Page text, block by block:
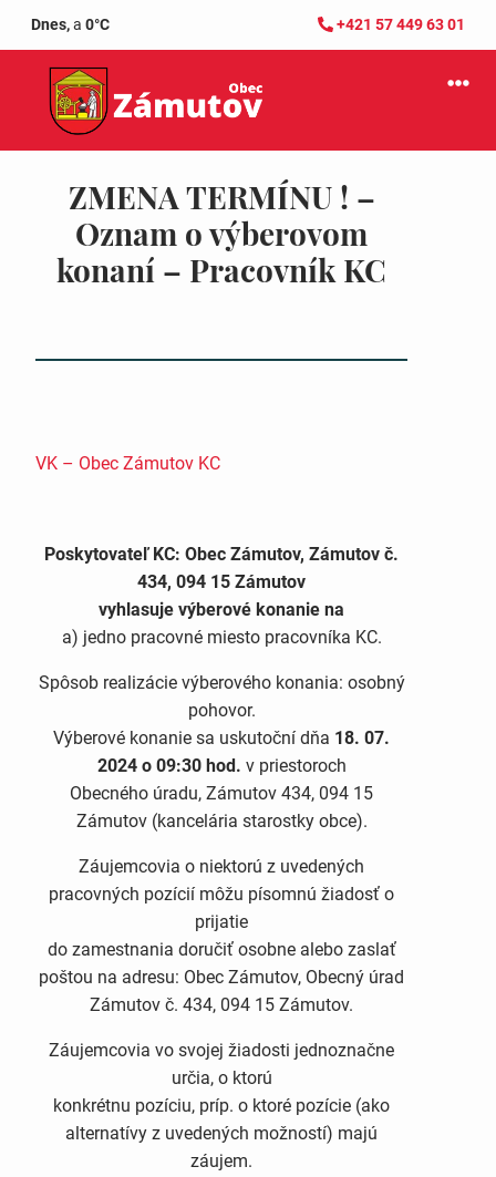
Dnes,a 0°C +421 57 449 63 01
ZMENA TERMÍNU ! –
Oznam o výberovom
konaní – Pracovník KC
VK – Obec Zámutov KC
Poskytovateľ KC: Obec Zámutov, Zámutov č.
434, 094 15 Zámutov
vyhlasuje výberové konanie na
a) jedno pracovné miesto pracovníka KC.
Spôsob realizácie výberového konania: osobný
pohovor.
Výberové konanie sa uskutoční dňa 18. 07.
2024 o 09:30 hod. v priestoroch
Obecného úradu, Zámutov 434, 094 15
Zámutov (kancelária starostky obce).
Záujemcovia o niektorú z uvedených
pracovných pozícií môžu písomnú žiadosť o
prijatie
do zamestnania doručiť osobne alebo zaslať
poštou na adresu: Obec Zámutov, Obecný úrad
Zámutov č. 434, 094 15 Zámutov.
Záujemcovia vo svojej žiadosti jednoznačne
určia, o ktorú
konkrétnu pozíciu, príp. o ktoré pozície (ako
alternatívy z uvedených možností) majú
záujem.